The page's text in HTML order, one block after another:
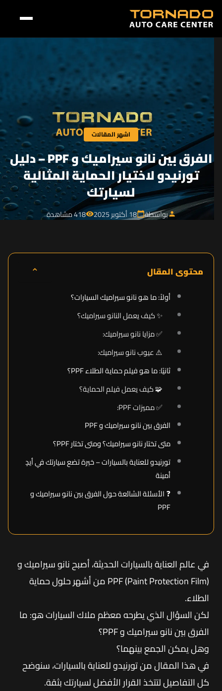
اشهر المقالات
الفرق بين نانو سيراميك و PPF – دليل
تورنيدو لاختيار الحماية المثالية
لسيارتك
personبواسطةcalendar_today18 أكتوبر 2025 visibility418 مشاهدة
محتوى المقال ⌃
أولاً: ما هو نانو سيراميك السيارات؟
✨ كيف يعمل النانو سيراميك؟
✅ مزايا نانو سيراميك:
⚠️ عيوب نانو سيراميك:
ثانيًا: ما هو فيلم حماية الطلاء PPF؟
🧩 كيف يعمل فيلم الحماية؟
✅ مميزات PPF:
الفرق بين نانو سيراميك و PPF
متى تختار نانو سيراميك؟ ومتى تختار PPF؟
تورنيدو للعناية بالسيارات – خبرة تضع سيارتك في أيدٍ
أمينة
❓ الأسئلة الشائعة حول الفرق بين نانو سيراميك و
PPF
في عالم العناية بالسيارات الحديثة، أصبح نانو سيراميك و
PPF (Paint Protection Film) من أشهر حلول حماية
الطلاء.
لكن السؤال الذي يطرحه معظم ملاك السيارات هو: ما
الفرق بين نانو سيراميك و PPF؟
وهل يمكن الجمع بينهما؟
في هذا المقال من تورنيدو للعناية بالسيارات، سنوضح
كل التفاصيل لتتخذ القرار الأفضل لسيارتك بثقة.